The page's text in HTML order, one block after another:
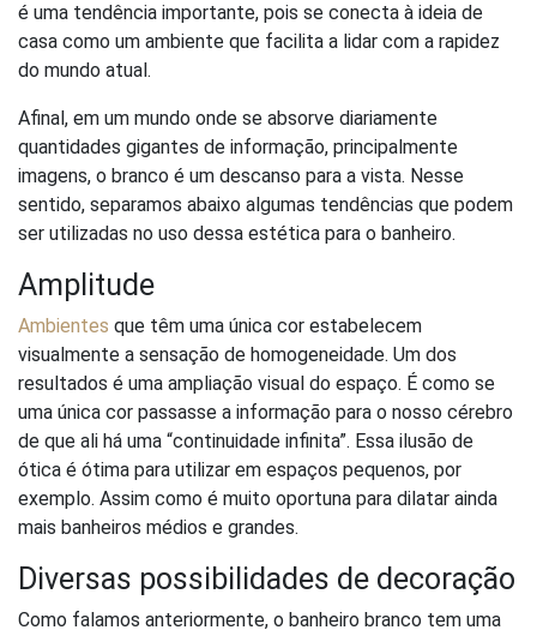
é uma tendência importante, pois se conecta à ideia de
casa como um ambiente que facilita a lidar com a rapidez
do mundo atual.
Afinal, em um mundo onde se absorve diariamente
quantidades gigantes de informação, principalmente
imagens, o branco é um descanso para a vista. Nesse
sentido, separamos abaixo algumas tendências que podem
ser utilizadas no uso dessa estética para o banheiro.
Amplitude
Ambientes que têm uma única cor estabelecem
visualmente a sensação de homogeneidade. Um dos
resultados é uma ampliação visual do espaço. É como se
uma única cor passasse a informação para o nosso cérebro
de que ali há uma “continuidade infinita”. Essa ilusão de
ótica é ótima para utilizar em espaços pequenos, por
exemplo. Assim como é muito oportuna para dilatar ainda
mais banheiros médios e grandes.
Diversas possibilidades de decoração
Como falamos anteriormente, o banheiro branco tem uma